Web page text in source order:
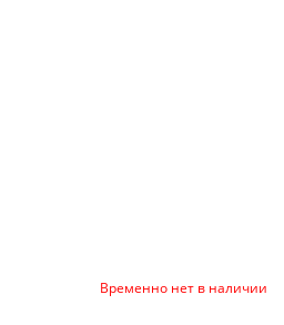
Временно нет в наличии